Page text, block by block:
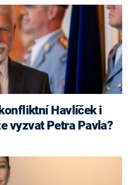
vyzvat Petra Pavla?